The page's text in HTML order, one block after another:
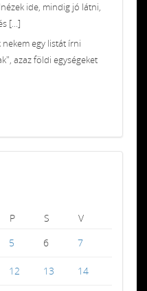
ide, mindig jó látni,
[...]
egy listát írni
azaz földi egységeket
P S
V
5 6 7
12 13 14